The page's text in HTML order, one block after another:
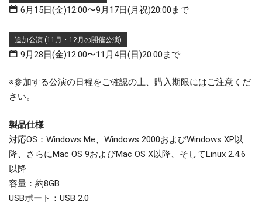
6月15日(金)12:00〜9月17日(月祝)20:00まで
追加公演 (11月・12月の開催公演)
9月28日(金)12:00〜11月4日(日)20:00まで
※参加する公演の日程をご確認の上、購入期限にはご注意くだ
さい。
製品仕様
対応OS：Windows Me、Windows 2000およびWindows XP以
降、さらにMac OS 9およびMac OS X以降、そしてLinux 2.4.6
以降
容量：約8GB
USBポート：USB 2.0